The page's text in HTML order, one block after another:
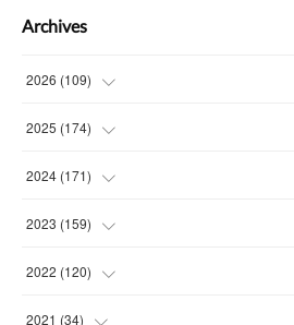
Archives
2026 (109)
(7)
(15
(15
(13
2025 (174)
(14
(14
(15
(15
2024 (171)
(13
(13
(15
2023 (159)
(14
(14 )
2022 (120)
(14 )
2021 (34)